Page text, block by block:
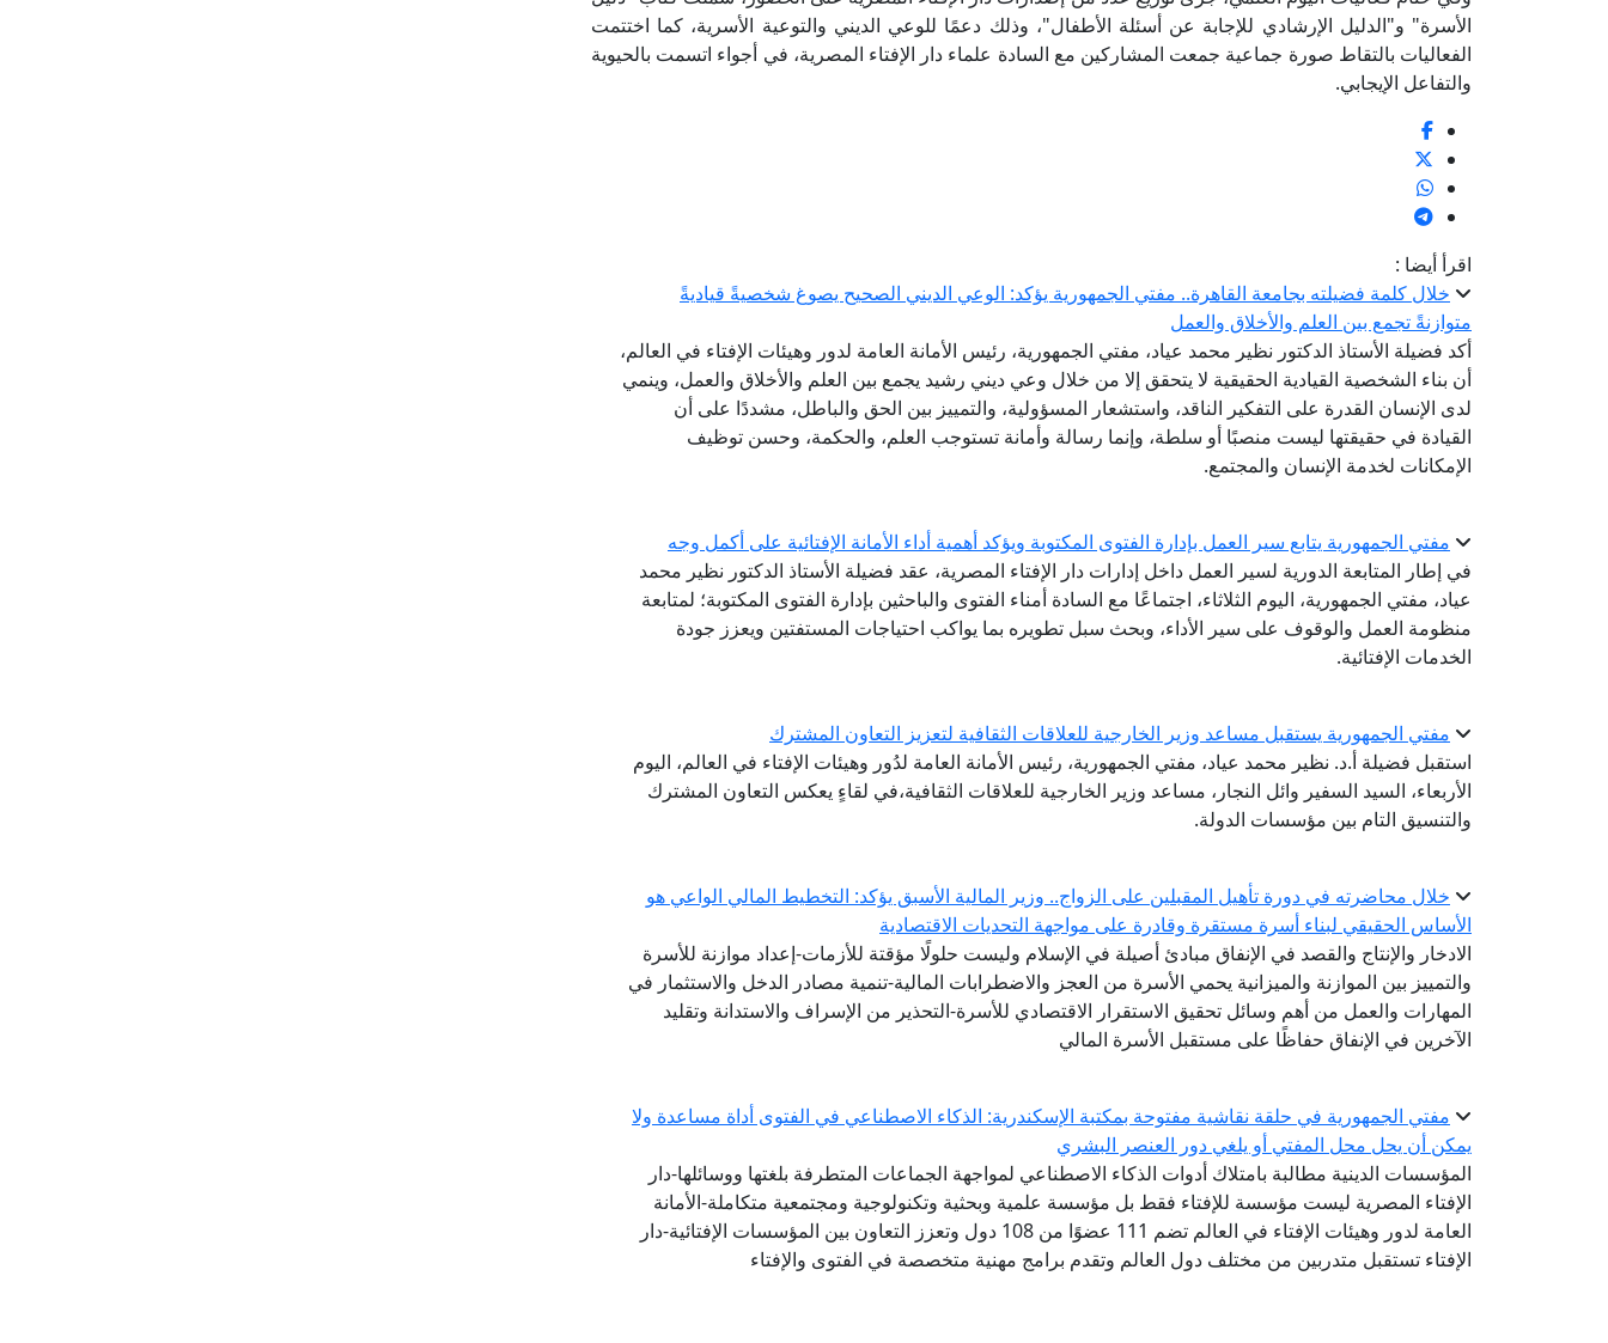
الأسرة" و"الدليل الإرشادي للإجابة عن أسئلة الأطفال"، وذلك دعمًا للوعي الديني والتوعية الأسرية، كما اختتمت
الفعاليات بالتقاط صورة جماعية جمعت المشاركين مع السادة علماء دار الإفتاء المصرية، في أجواء اتسمت بالحيوية
والتفاعل الإيجابي.
اقرأ أيضا :
خلال كلمة فضيلته بجامعة القاهرة.. مفتي الجمهورية يؤكد: الوعي الديني الصحيح يصوغ شخصيةً قياديةً
متوازنةً تجمع بين العلم والأخلاق والعمل
أكد فضيلة الأستاذ الدكتور نظير محمد عياد، مفتي الجمهورية، رئيس الأمانة العامة لدور وهيئات الإفتاء في العالم،
أن بناء الشخصية القيادية الحقيقية لا يتحقق إلا من خلال وعي ديني رشيد يجمع بين العلم والأخلاق والعمل، وينمي
لدى الإنسان القدرة على التفكير الناقد، واستشعار المسؤولية، والتمييز بين الحق والباطل، مشددًا على أن
القيادة في حقيقتها ليست منصبًا أو سلطة، وإنما رسالة وأمانة تستوجب العلم، والحكمة، وحسن توظيف
الإمكانات لخدمة الإنسان والمجتمع.
مفتي الجمهورية يتابع سير العمل بإدارة الفتوى المكتوبة ويؤكد أهمية أداء الأمانة الإفتائية على أكمل وجه
في إطار المتابعة الدورية لسير العمل داخل إدارات دار الإفتاء المصرية، عقد فضيلة الأستاذ الدكتور نظير محمد
عياد، مفتي الجمهورية، اليوم الثلاثاء، اجتماعًا مع السادة أمناء الفتوى والباحثين بإدارة الفتوى المكتوبة؛ لمتابعة
منظومة العمل والوقوف على سير الأداء، وبحث سبل تطويره بما يواكب احتياجات المستفتين ويعزز جودة
الخدمات الإفتائية.
مفتي الجمهورية يستقبل مساعد وزير الخارجية للعلاقات الثقافية لتعزيز التعاون المشترك
استقبل فضيلة أ.د. نظير محمد عياد، مفتي الجمهورية، رئيس الأمانة العامة لدُور وهيئات الإفتاء في العالم، اليوم
الأربعاء، السيد السفير وائل النجار، مساعد وزير الخارجية للعلاقات الثقافية،في لقاءٍ يعكس التعاون المشترك
والتنسيق التام بين مؤسسات الدولة.
خلال محاضرته في دورة تأهيل المقبلين على الزواج.. وزير المالية الأسبق يؤكد: التخطيط المالي الواعي هو
الأساس الحقيقي لبناء أسرة مستقرة وقادرة على مواجهة التحديات الاقتصادية
الادخار والإنتاج والقصد في الإنفاق مبادئ أصيلة في الإسلام وليست حلولًا مؤقتة للأزمات-إعداد موازنة للأسرة
والتمييز بين الموازنة والميزانية يحمي الأسرة من العجز والاضطرابات المالية-تنمية مصادر الدخل والاستثمار في
المهارات والعمل من أهم وسائل تحقيق الاستقرار الاقتصادي للأسرة-التحذير من الإسراف والاستدانة وتقليد
الآخرين في الإنفاق حفاظًا على مستقبل الأسرة المالي
مفتي الجمهورية في حلقة نقاشية مفتوحة بمكتبة الإسكندرية: الذكاء الاصطناعي في الفتوى أداة مساعدة ولا
يمكن أن يحل محل المفتي أو يلغي دور العنصر البشري
المؤسسات الدينية مطالبة بامتلاك أدوات الذكاء الاصطناعي لمواجهة الجماعات المتطرفة بلغتها ووسائلها-دار
الإفتاء المصرية ليست مؤسسة للإفتاء فقط بل مؤسسة علمية وبحثية وتكنولوجية ومجتمعية متكاملة-الأمانة
العامة لدور وهيئات الإفتاء في العالم تضم 111 عضوًا من 108 دول وتعزز التعاون بين المؤسسات الإفتائية-دار
الإفتاء تستقبل متدربين من مختلف دول العالم وتقدم برامج مهنية متخصصة في الفتوى والإفتاء